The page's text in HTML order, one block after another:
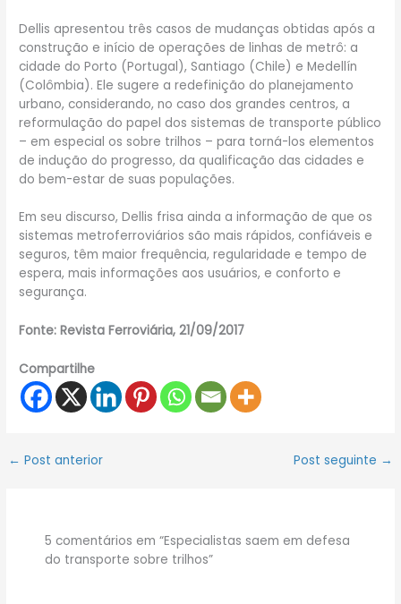
Dellis apresentou três casos de mudanças obtidas após a
construção e início de operações de linhas de metrô: a
cidade do Porto (Portugal), Santiago (Chile) e Medellín
(Colômbia). Ele sugere a redefinição do planejamento
urbano, considerando, no caso dos grandes centros, a
reformulação do papel dos sistemas de transporte público
– em especial os sobre trilhos – para torná-los elementos
de indução do progresso, da qualificação das cidades e
do bem-estar de suas populações.
Em seu discurso, Dellis frisa ainda a informação de que os
sistemas metroferroviários são mais rápidos, confiáveis e
seguros, têm maior frequência, regularidade e tempo de
espera, mais informações aos usuários, e conforto e
segurança.
Fonte: Revista Ferroviária, 21/09/2017
Compartilhe
← Post anterior Post seguinte →
5 comentários em “Especialistas saem em defesa
do transporte sobre trilhos”